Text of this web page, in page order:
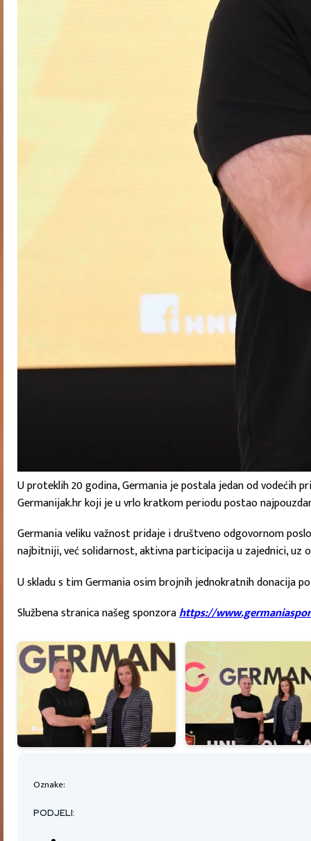
U proteklih 20 godina, Germania je postala jedan od vodećih
Germanijak.hr koji je u vrlo kratkom periodu postao
Germania veliku važnost pridaje i društveno odgovornom
najbitniji, već solidarnost, aktivna participacija u zajednici, uz
U skladu s tim Germania osim brojnih jednokratnih donacija
Službena stranica našeg sponzorahttps://
Oznake:
PODJELI: